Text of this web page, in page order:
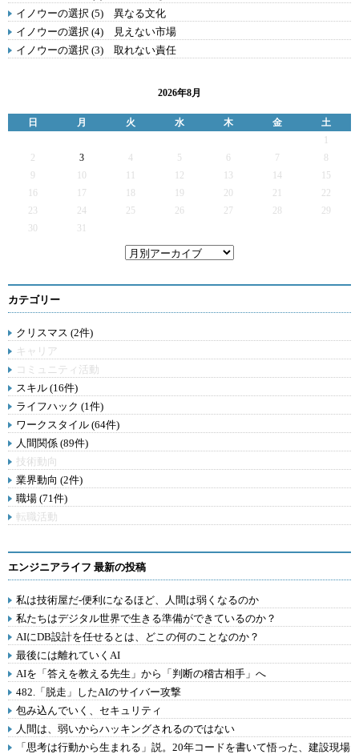
イノウーの選択 (5) 異なる文化
イノウーの選択 (4) 見えない市場
イノウーの選択 (3) 取れない責任
2026年8月
日 月 火 水 木 金
土
2
3 4 5 6 7
9
12 13 14
15
16
17 19 20 21
22
23
24 25 26 27 28
29
30
31
カテゴリー
クリスマス (2件)
キャリア
コミュニティ活動
スキル (16件)
ライフハック (1件)
ワークスタイル (64件)
人間関係 (89件)
技術動向
業界動向 (2件)
職場 (71件)
転職活動
エンジニアライフ 最新の投稿
私は技術屋だ-便利になるほど、人間は弱くなるのか
私たちはデジタル世界で生きる準備ができているのか？
AIにDB設計を任せるとは、どこの何のことなのか？
最後には離れていくAI
AIを「答えを教える先生」から「判断の稽古相手」へ
482.「脱走」したAIのサイバー攻撃
包み込んでいく、セキュリティ
人間は、弱いからハッキングされるのではない
「思考は行動から生まれる」説。20年コードを書いて悟った、建設現場